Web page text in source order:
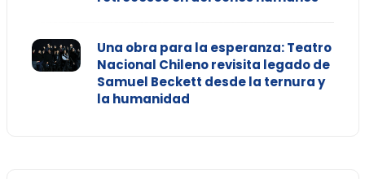
Una obra para la esperanza: Teatro
Nacional Chileno revisita legado de
Samuel Beckett desde la ternura y
la humanidad